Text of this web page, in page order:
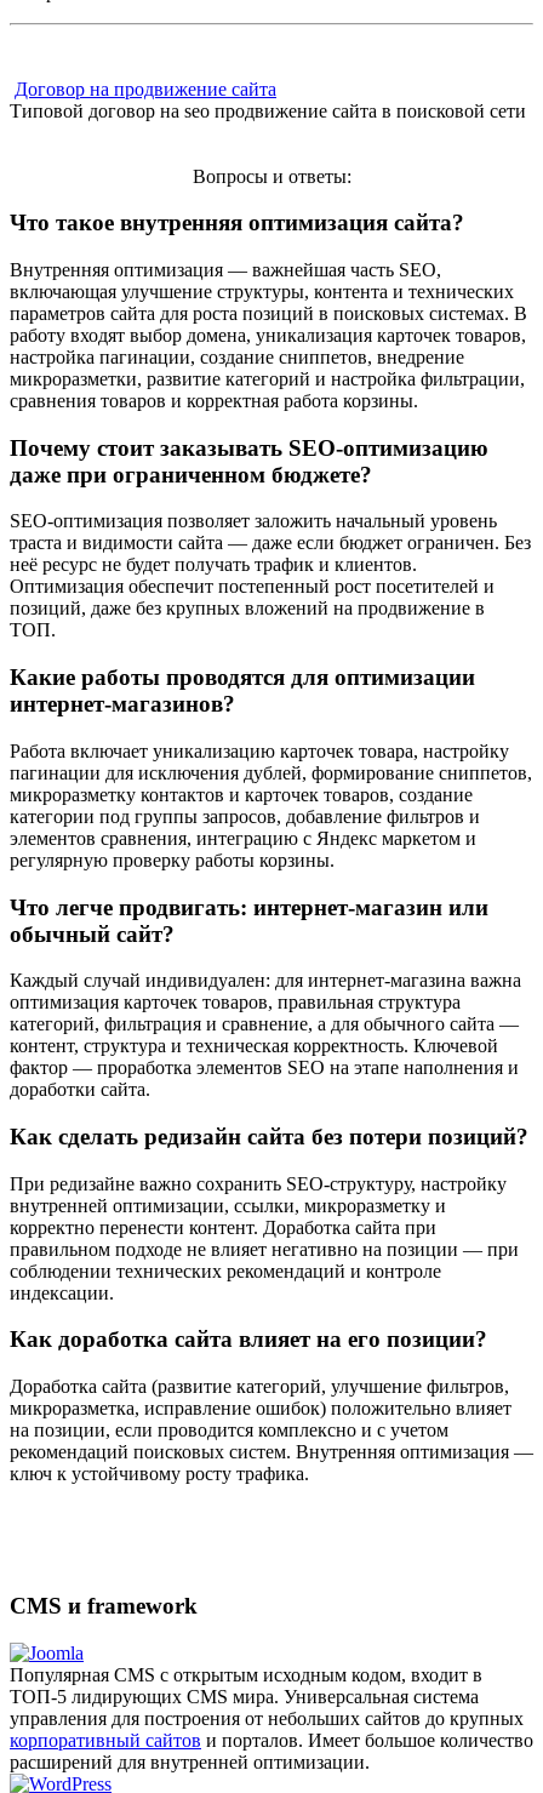
Договор на продвижение сайта
Типовой договор на seo продвижение сайта в поисковой сети
Вопросы и ответы:
Что такое внутренняя оптимизация сайта?
Внутренняя оптимизация — важнейшая часть SEO,
включающая улучшение структуры, контента и технических
параметров сайта для роста позиций в поисковых системах. В
работу входят выбор домена, уникализация карточек товаров,
настройка пагинации, создание сниппетов, внедрение
микроразметки, развитие категорий и настройка фильтрации,
сравнения товаров и корректная работа корзины.
Почему стоит заказывать SEO-оптимизацию
даже при ограниченном бюджете?
SEO-оптимизация позволяет заложить начальный уровень
траста и видимости сайта — даже если бюджет ограничен. Без
неё ресурс не будет получать трафик и клиентов.
Оптимизация обеспечит постепенный рост посетителей и
позиций, даже без крупных вложений на продвижение в
ТОП.
Какие работы проводятся для оптимизации
интернет-магазинов?
Работа включает уникализацию карточек товара, настройку
пагинации для исключения дублей, формирование сниппетов,
микроразметку контактов и карточек товаров, создание
категории под группы запросов, добавление фильтров и
элементов сравнения, интеграцию с Яндекс маркетом и
регулярную проверку работы корзины.
Что легче продвигать: интернет-магазин или
обычный сайт?
Каждый случай индивидуален: для интернет-магазина важна
оптимизация карточек товаров, правильная структура
категорий, фильтрация и сравнение, а для обычного сайта —
контент, структура и техническая корректность. Ключевой
фактор — проработка элементов SEO на этапе наполнения и
доработки сайта.
Как сделать редизайн сайта без потери позиций?
При редизайне важно сохранить SEO-структуру, настройку
внутренней оптимизации, ссылки, микроразметку и
корректно перенести контент. Доработка сайта при
правильном подходе не влияет негативно на позиции — при
соблюдении технических рекомендаций и контроле
индексации.
Как доработка сайта влияет на его позиции?
Доработка сайта (развитие категорий, улучшение фильтров,
микроразметка, исправление ошибок) положительно влияет
на позиции, если проводится комплексно и с учетом
рекомендаций поисковых систем. Внутренняя оптимизация —
ключ к устойчивому росту трафика.
CMS и framework
Популярная CMS с открытым исходным кодом, входит в
ТОП-5 лидирующих CMS мира. Универсальная система
управления для построения от небольших сайтов до крупных
корпоративный сайтов и порталов. Имеет большое количество
расширений для внутренней оптимизации.